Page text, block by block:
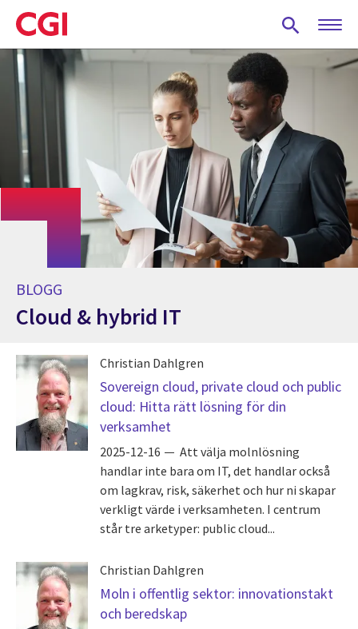
Skip
to
main
content
BLOGG
Cloud & hybrid IT
Christian Dahlgren
Sovereign cloud, private cloud och public
cloud: Hitta rätt lösning för din
verksamhet
2025-12-16
Att välja molnlösning
handlar inte bara om IT, det handlar också
om lagkrav, risk, säkerhet och hur ni skapar
verkligt värde i verksamheten. I centrum
står tre arketyper: public cloud...
Christian Dahlgren
Moln i offentlig sektor: innovationstakt
och beredskap